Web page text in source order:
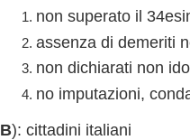
non superato il
assenza di demeriti
non dichiarati non
no imputazioni,
B): cittadini italiani